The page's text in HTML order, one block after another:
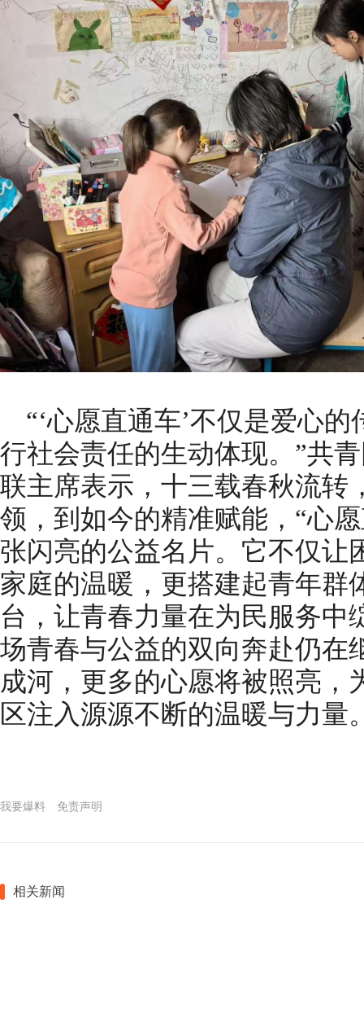
“‘心愿直通车’不仅是爱心
行社会责任的生动体现。”共
联主席表示，十三载春秋流转
领，到如今的精准赋能，“心
张闪亮的公益名片。它不仅让
家庭的温暖，更搭建起青年群
台，让青春力量在为民服务中
场青春与公益的双向奔赴仍在
成河，更多的心愿将被照亮，
区注入源源不断的温暖与力量
我要爆料 免责声明
相关新闻